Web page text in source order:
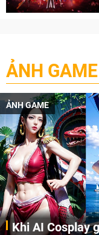
ẢNH GAME
ẢNH GAME
Khi AI Cosplay